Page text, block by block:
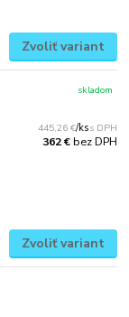
Zvoliť variant
445,26 €/ks
362 €bez DPH
skladom
Zvoliť variant